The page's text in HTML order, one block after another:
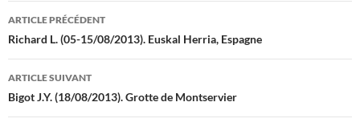
Navigation
des
articles
ARTICLE PRÉCÉDENT
Richard L. (05-15/08/2013). Euskal Herria, Espagne
ARTICLE SUIVANT
Bigot J.Y. (18/08/2013). Grotte de Montservier